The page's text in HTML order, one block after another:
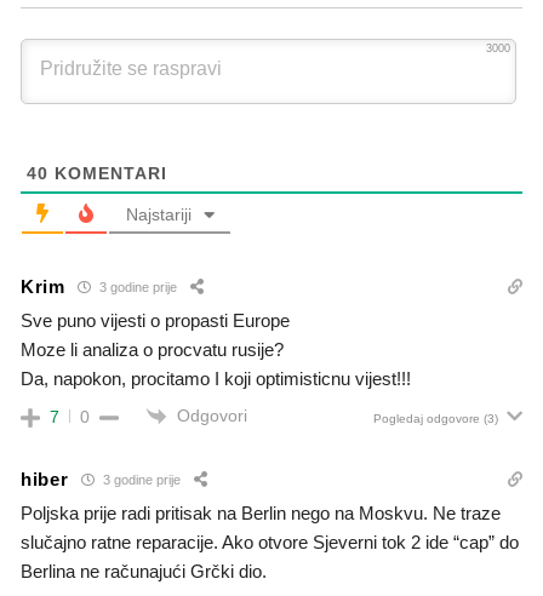
3000
40 KOMENTARI
Najstariji
Krim 3 godine prije
Sve puno vijesti o propasti Europe
Moze li analiza o procvatu rusije?
Da, napokon, procitamo I koji optimisticnu vijest!!!
7 0 Odgovori Pogledaj odgovore (3)
hiber 3 godine prije
Poljska prije radi pritisak na Berlin nego na Moskvu. Ne traze
slučajno ratne reparacije. Ako otvore Sjeverni tok 2 ide “cap” do
Berlina ne računajući Grčki dio.